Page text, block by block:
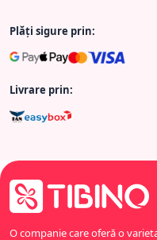
Plăți sigure prin:
Livrare prin:
O companie care oferă o